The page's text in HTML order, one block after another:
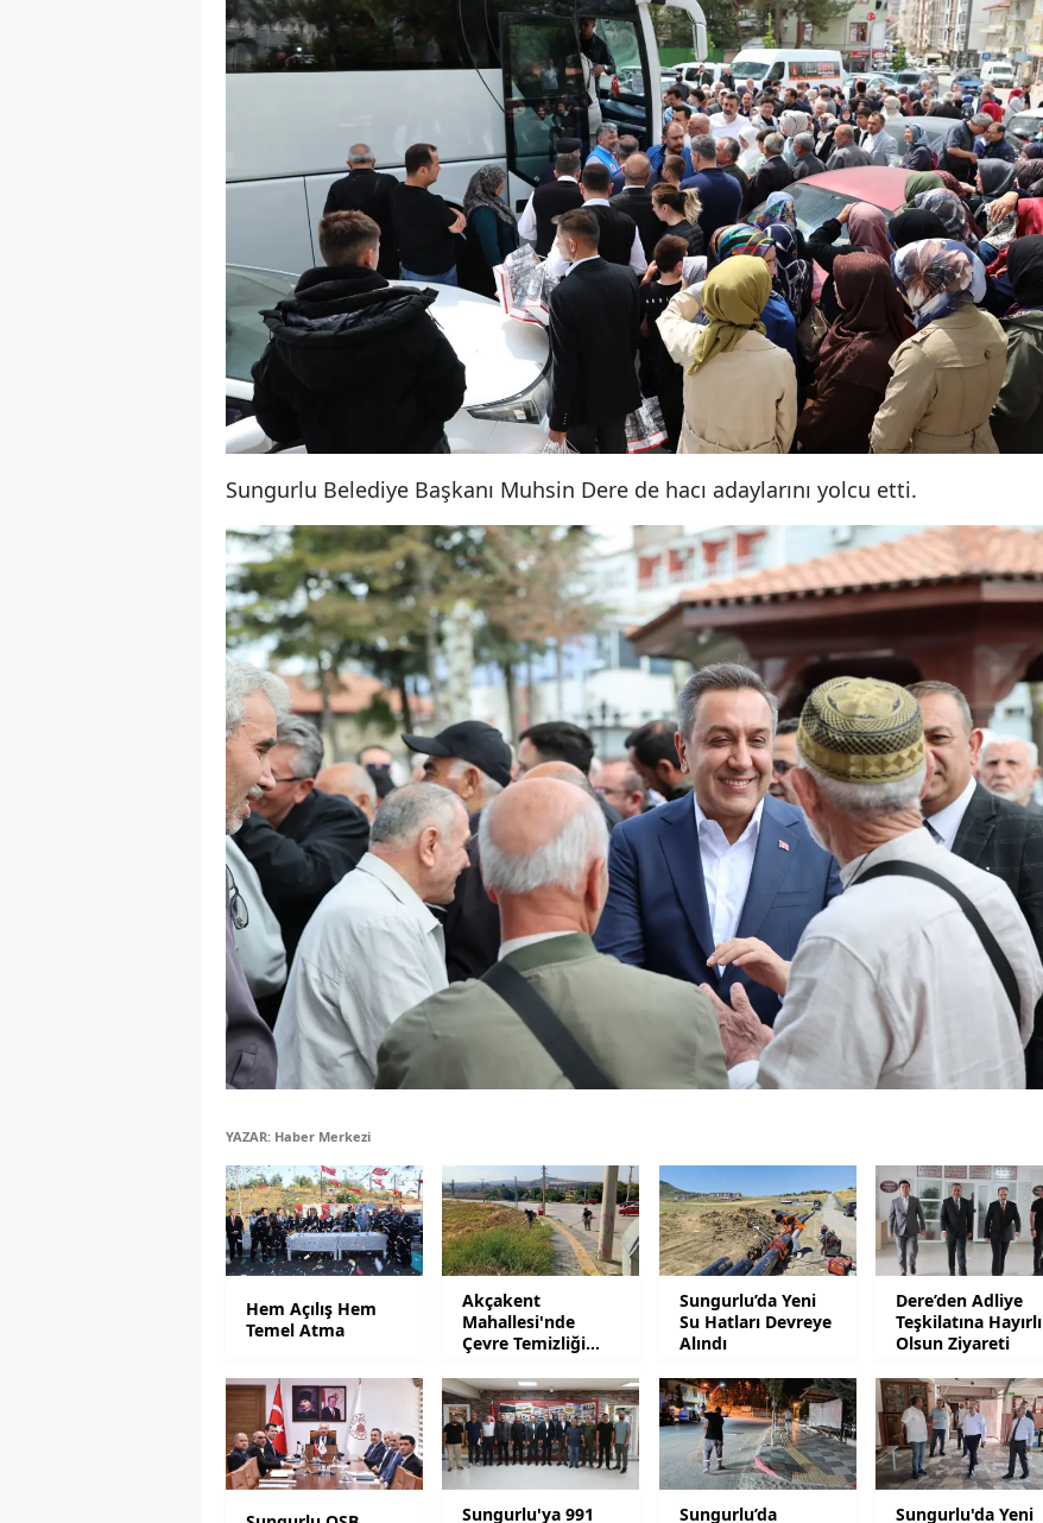
Siirt
Sinop
Sivas
Tekirdağ
Tokat
Trabzon
Tunceli
Şanlıurfa
Uşak
Van
Yozgat
Zonguldak
Aksaray
Karaman
Kırıkkale
Batman
Şırnak
Bartın
Ardahan
Iğdır
Yalova
Karabük
Osmaniye
Düzce
Sungurlu Belediye Başkanı Muhsin Dere de hacı adaylarını yolcu etti.
YAZAR: Haber Merkezi
Hem Açılış Hem
Temel Atma
Akçakent
Mahallesi'nde
Çevre Temizliği
Sungurlu’da Yeni
Su Hatları Devreye
Alındı
Dere’den Adliye
Teşkilatına Hayırlı
Olsun Ziyareti
Sungurlu'ya 991 Sungurlu’da Sungurlu'da Yeni